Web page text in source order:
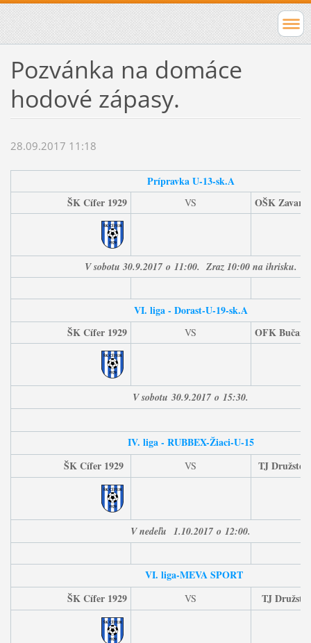
Pozvánka na domáce
hodové zápasy.
28.09.2017 11:18
Prípravka U-13-sk.A
ŠK Cífer 1929
VS OŠK Zavar
V sobotu 30.9.2017o 11:00. Zraz 10:00 na ihrisku.
VI. liga - Dorast-U-19-sk.A
ŠK Cífer 1929
VS OFK Bučany
V sobotu30.9.2017 o 15:30.
IV. liga - RUBBEX-Žiaci-U-15
ŠK Cífer 1929
VS TJ
V nedeľu 1.10.2017 o 12:00.
VI. liga-MEVA SPORT
ŠK Cífer 1929
VS TJ